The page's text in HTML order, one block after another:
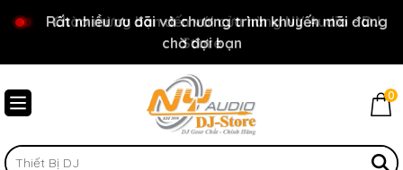
Chào mừng bạn đến với cửa hàng NY Audio - DJ
Store
Rất nhiều ưu đãi và chương trình khuyến mãi đang
chờ đợi bạn
0